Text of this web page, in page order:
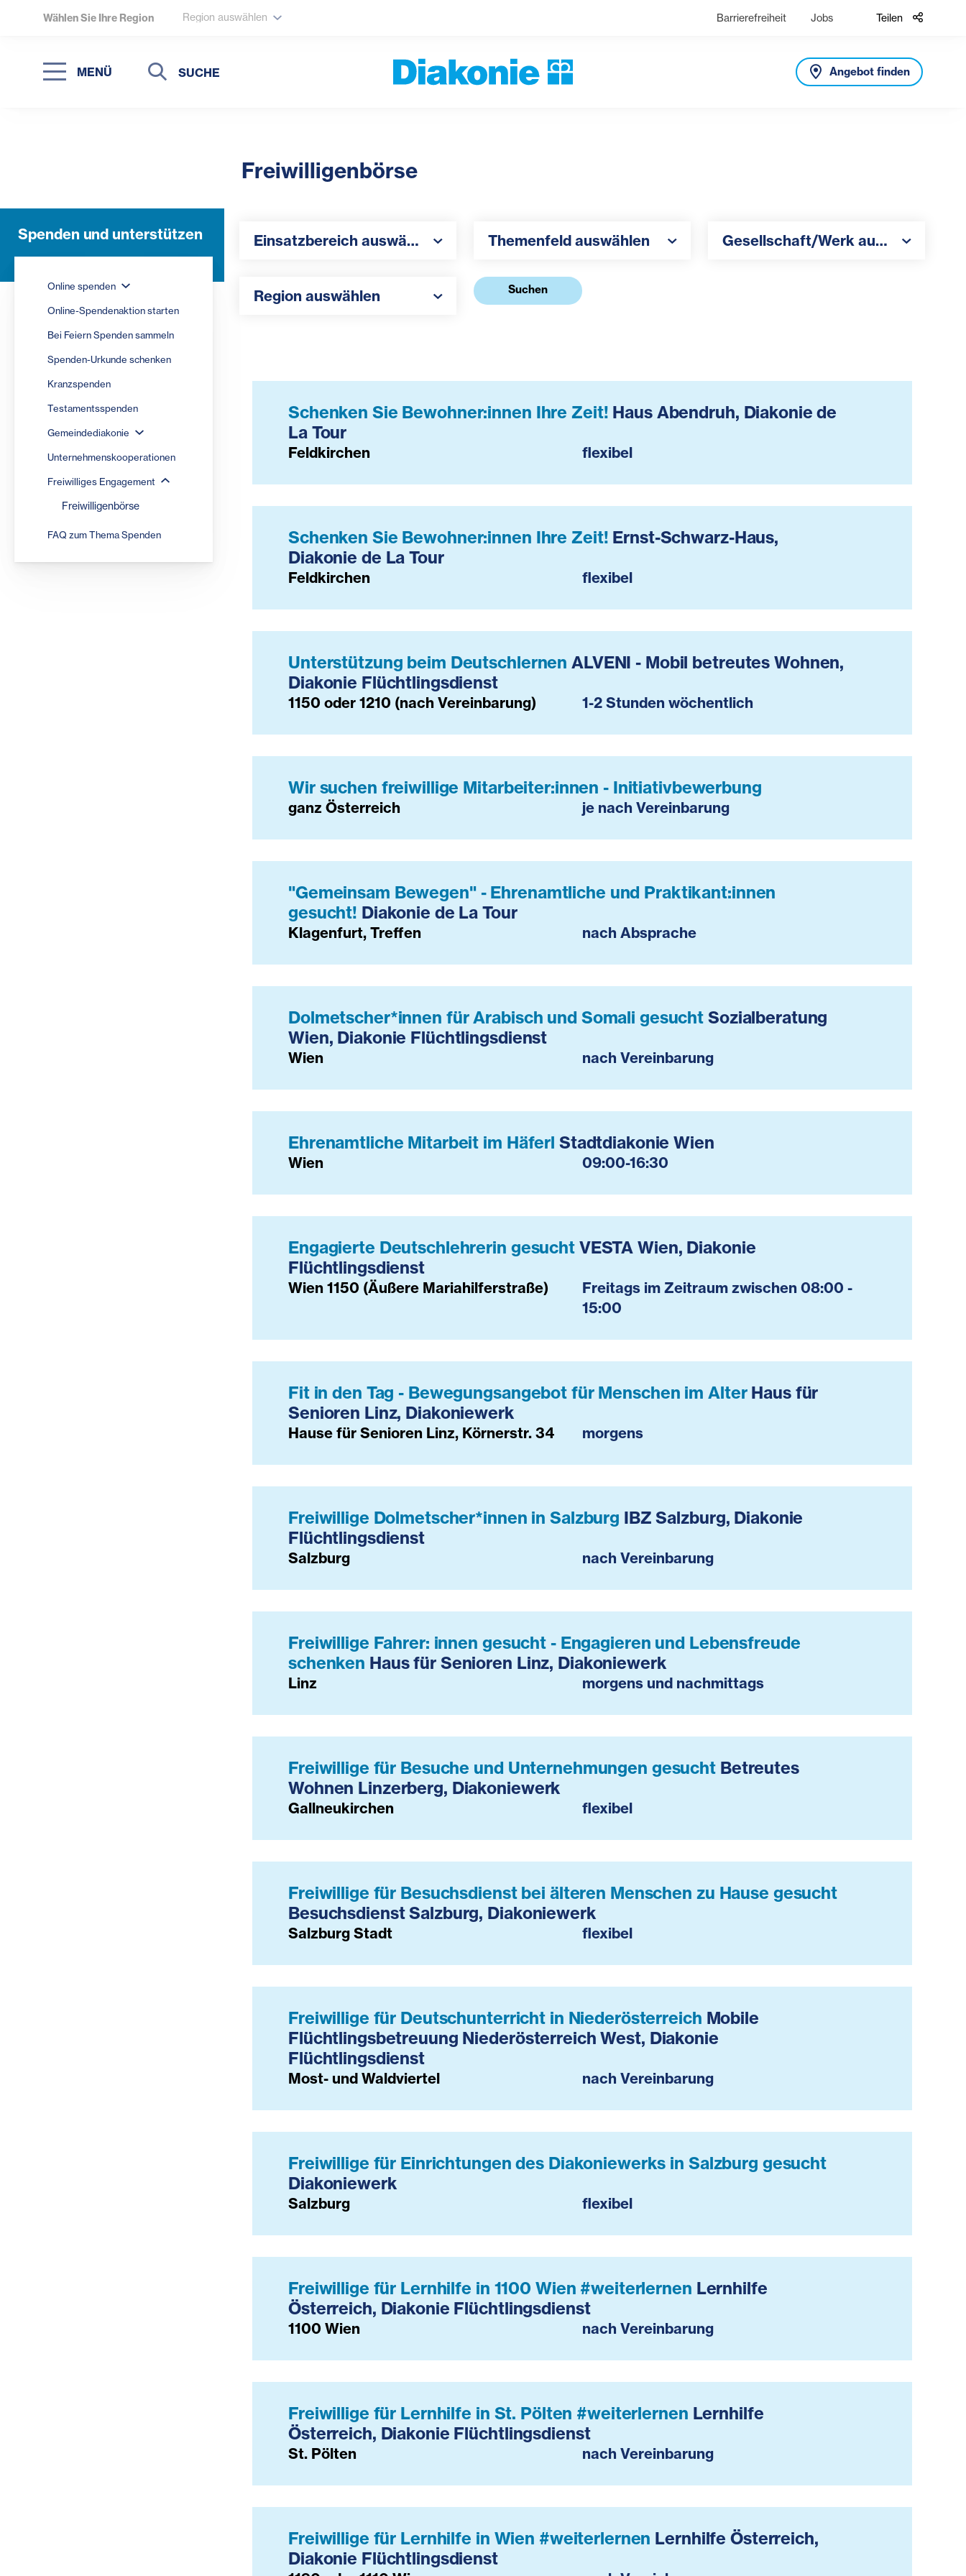
Wählen Sie Ihre Region Region auswählen Barrierefreiheit Jobs Teilen
MENÜ
Suche
Suche
Angebot finden
Spenden und unterstützen
Online spenden
Online-Spendenaktion starten
Bei Feiern Spenden sammeln
Spenden-Urkunde schenken
Kranzspenden
Testamentsspenden
Gemeindediakonie
Unternehmenskooperationen
Freiwilliges Engagement
Freiwilligenbörse
FAQ zum Thema Spenden
Freiwilligenbörse
Einsatzbereich auswählen
Einsatzbereich auswählen Themenfeld auswählen
Themenfeld auswählen Gesellschaft/Werk auswählen
Gesellschaft/Werk auswählen
Region auswählen
Region auswählen Suchen
Schenken Sie Bewohner:innen Ihre Zeit! Haus Abendruh, Diakonie de
La Tour
Feldkirchen flexibel
Schenken Sie Bewohner:innen Ihre Zeit! Ernst-Schwarz-Haus,
Diakonie de La Tour
Feldkirchen flexibel
Unterstützung beim DeutschlernenALVENI - Mobil betreutes Wohnen,
Diakonie Flüchtlingsdienst
1150 oder 1210 (nach Vereinbarung) 1-2 Stunden wöchentlich
Wir suchen freiwillige Mitarbeiter:innen - Initiativbewerbung
ganz Österreich je nach Vereinbarung
"Gemeinsam Bewegen" - Ehrenamtliche und Praktikant:innen
gesucht! Diakonie de La Tour
Klagenfurt, Treffen nach Absprache
Dolmetscher*innen für Arabisch und Somali gesucht Sozialberatung
Wien, Diakonie Flüchtlingsdienst
Wien nach Vereinbarung
Ehrenamtliche Mitarbeit im Häferl Stadtdiakonie Wien
Wien 09:00-16:30
Engagierte Deutschlehrerin gesucht VESTA Wien, Diakonie
Flüchtlingsdienst
Wien 1150 (Äußere Mariahilferstraße)
Freitags im Zeitraum zwischen 08:00 -
15:00
Fit in den Tag - Bewegungsangebot für Menschen im Alter Haus für
Senioren Linz, Diakoniewerk
Hause für Senioren Linz, Körnerstr. 34 morgens
Freiwillige Dolmetscher*innen in Salzburg IBZ Salzburg, Diakonie
Flüchtlingsdienst
Salzburg nach Vereinbarung
Freiwillige Fahrer: innen gesucht - Engagieren und Lebensfreude
schenken Haus für Senioren Linz, Diakoniewerk
Linz morgens und nachmittags
Freiwillige für Besuche und Unternehmungen gesucht Betreutes
Wohnen Linzerberg, Diakoniewerk
Gallneukirchen flexibel
Freiwillige für Besuchsdienst bei älteren Menschen zu Hause gesucht
Besuchsdienst Salzburg, Diakoniewerk
Salzburg Stadt flexibel
Freiwillige für Deutschunterricht in Niederösterreich Mobile
Flüchtlingsbetreuung Niederösterreich West, Diakonie
Flüchtlingsdienst
Most- und Waldviertel nach Vereinbarung
Freiwillige für Einrichtungen des Diakoniewerks in Salzburg gesucht
Diakoniewerk
Salzburg flexibel
Freiwillige für Lernhilfe in 1100 Wien #weiterlernen Lernhilfe
Österreich, Diakonie Flüchtlingsdienst
1100 Wien nach Vereinbarung
Freiwillige für Lernhilfe in St. Pölten #weiterlernen Lernhilfe
Österreich, Diakonie Flüchtlingsdienst
St. Pölten nach Vereinbarung
Freiwillige für Lernhilfe in Wien #weiterlernen Lernhilfe Österreich,
Diakonie Flüchtlingsdienst